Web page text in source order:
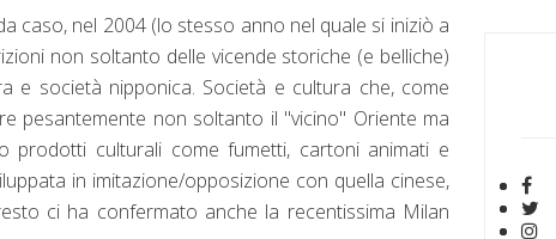
caso, nel 2004 (lo stesso anno nel quale si iniziò a
non soltanto delle vicende storiche (e belliche)
e società nipponica. Società e cultura che, come
pesantemente non soltanto il "vicino" Oriente ma
prodotti culturali come fumetti, cartoni animati e
in imitazione/opposizione con quella cinese,
ci ha confermato anche la recentissima Milan